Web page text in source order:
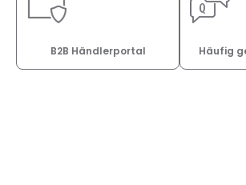
B2B Händlerportal Häufig